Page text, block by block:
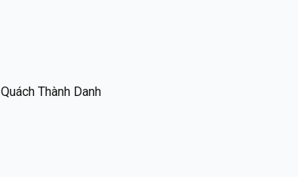
Quách Thành Danh